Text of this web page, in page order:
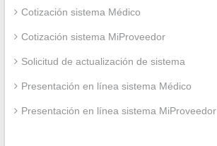
Cotización sistema Médico
Cotización sistema MiProveedor
Solicitud de actualización de sistema
Presentación en línea sistema Médico
Presentación en línea sistema MiProveedor